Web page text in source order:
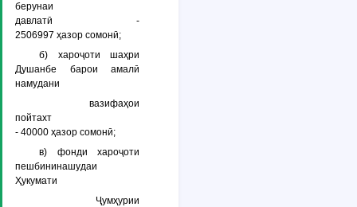
берунаи
давлатӣ -
2506997 ҳазор сомонӣ;
б) хароҷоти шаҳри
Душанбе барои амалӣ
намудани
вазифаҳои
пойтахт
- 40000 ҳазор сомонӣ;
в) фонди хароҷоти
пешбининашудаи
Ҳукумати
Ҷумҳурии